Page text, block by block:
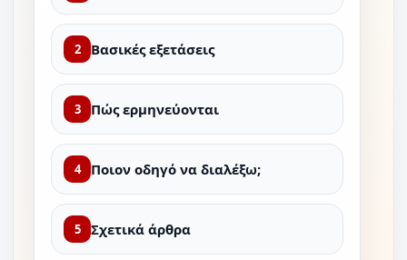
2 Βασικές εξετάσεις
3 Πώς ερμηνεύονται
4 Ποιον οδηγό να διαλέξω;
5 Σχετικά άρθρα